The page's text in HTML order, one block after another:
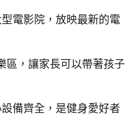
電影院，放映最新的電
區，讓家長可以帶著孩子
備齊全，是健身愛好者